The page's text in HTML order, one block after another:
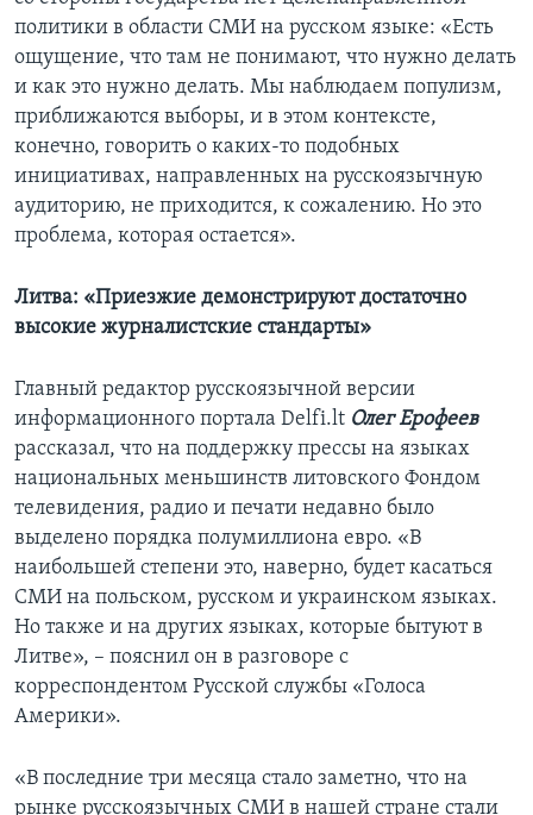
политики в области СМИ на русском языке: «Есть
ощущение, что там не понимают, что нужно делать
и как это нужно делать. Мы наблюдаем популизм,
приближаются выборы, и в этом контексте,
конечно, говорить о каких-то подобных
инициативах, направленных на русскоязычную
аудиторию, не приходится, к сожалению. Но это
проблема, которая остается».
Литва: «Приезжие демонстрируют достаточно
высокие журналистские стандарты»
Главный редактор русскоязычной версии
информационного портала Delfi.lt Олег Ерофеев
рассказал, что на поддержку прессы на языках
национальных меньшинств литовского Фондом
телевидения, радио и печати недавно было
выделено порядка полумиллиона евро. «В
наибольшей степени это, наверно, будет касаться
СМИ на польском, русском и украинском языках.
Но также и на других языках, которые бытуют в
Литве», – пояснил он в разговоре с
корреспондентом Русской службы «Голоса
Америки».
«В последние три месяца стало заметно, что на
рынке русскоязычных СМИ в нашей стране стали